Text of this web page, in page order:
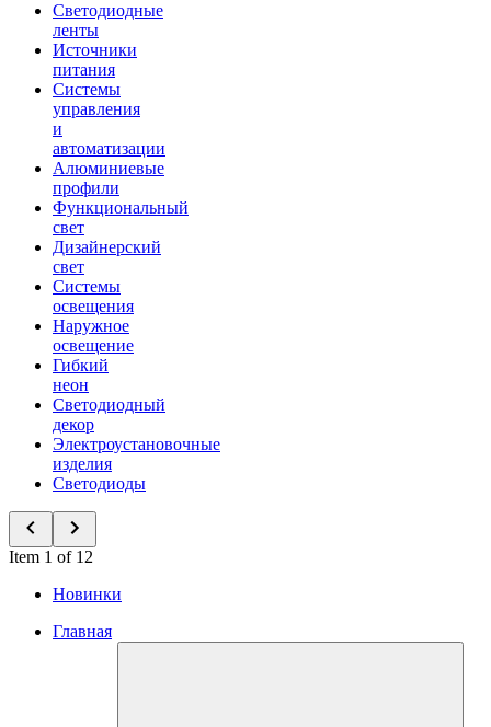
Светодиодные
ленты
Источники
питания
Системы
управления
и
автоматизации
Алюминиевые
профили
Функциональный
свет
Дизайнерский
свет
Системы
освещения
Наружное
освещение
Гибкий
неон
Светодиодный
декор
Электроустановочные
изделия
Светодиоды
Item 1 of 12
Новинки
Главная